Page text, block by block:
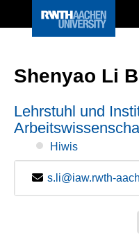
Shenyao Li
Lehrstuhl und
Hiwis
s.li@iaw.rwth-